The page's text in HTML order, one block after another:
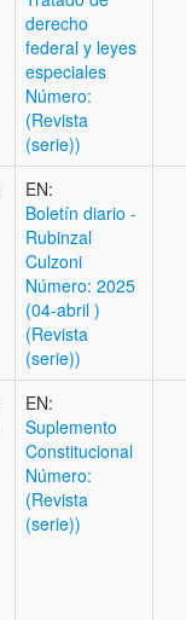
derecho
federal y leyes
especiales
Número:
(Revista
(serie))
EN:
Boletí­n diario -
Rubinzal
Culzoni
Número: 2025
(04-abril )
(Revista
(serie))
EN:
Suplemento
Constitucional
Número:
(Revista
(serie))